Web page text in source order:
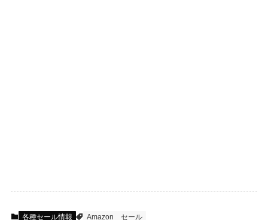
各種セール情報 Amazon セール